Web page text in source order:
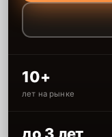
10+
лет на рынке
до 3 лет